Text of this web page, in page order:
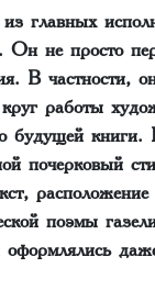
главных
Он не просто
В частности,
работы
будущей книги.
почерковый
поэмы
оформлялись